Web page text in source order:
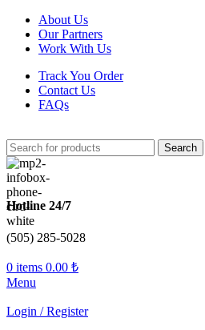
About Us
Our Partners
Work With Us
Track You Order
Contact Us
FAQs
Search
Hotline 24/7
(505) 285-5028
0 items 0.00 ₺
Menu
Login / Register